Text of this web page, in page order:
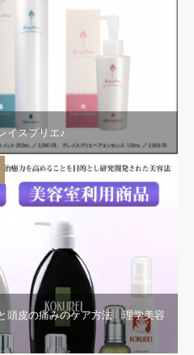
イスプリエ♪
頭皮の痛みのケア方法 理学美容